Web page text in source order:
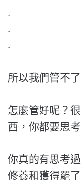
.
.
.
所以我們管不
怎麼管好呢？
西，你都要思
你真的有思考
修養和獲得罷